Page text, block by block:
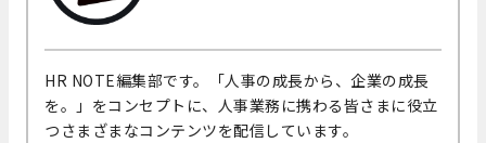
HR NOTE編集部です。「人事の成長から、企業の成長
を。」をコンセプトに、人事業務に携わる皆さまに役立
つさまざまなコンテンツを配信しています。